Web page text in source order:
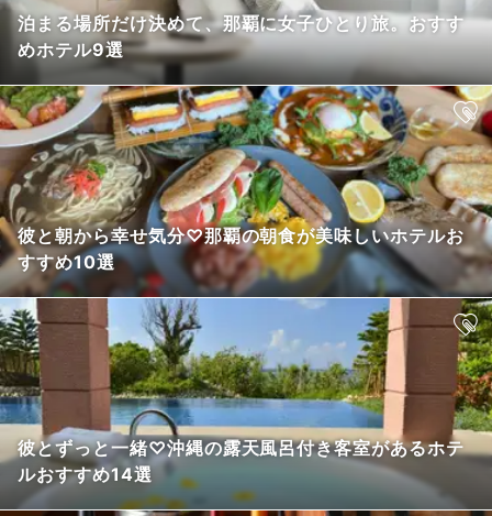
泊まる場所だけ決めて、那覇に女子ひとり旅。おすす
めホテル9選
彼と朝から幸せ気分♡那覇の朝食が美味しいホテルお
すすめ10選
彼とずっと一緒♡沖縄の露天風呂付き客室があるホテ
ルおすすめ14選